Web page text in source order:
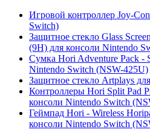
Игровой контроллер Joy-
Switch)
Защитное стекло Glass
(9H) для консоли Nintendo
Сумка Hori Adventure Pack -
Nintendo Switch (NSW-425U)
Защитное стекло Artplays
Контроллеры Hori Split Pad
консоли Nintendo Switch
Геймпад Hori - Wireless
консоли Nintendo Switch